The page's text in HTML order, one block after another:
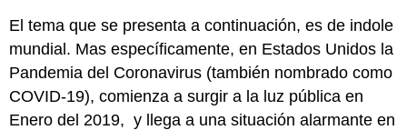
La
Crisis
Enfrenta
el
Cuidado
El tema que se presenta a continuación, es de indole
mundial. Mas específicamente, en Estados Unidos la
Pandemia del Coronavirus (también nombrado como
COVID-19), comienza a surgir a la luz pública en
Enero del 2019, y llega a una situación alarmante en